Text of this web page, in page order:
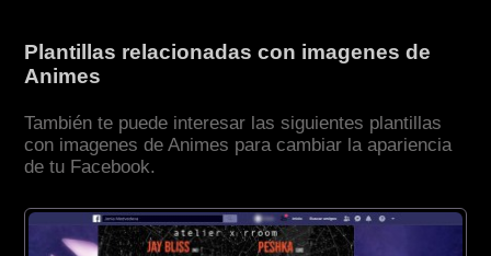
Plantillas relacionadas con imagenes de
Animes
También te puede interesar las siguientes plantillas
con imagenes de Animes para cambiar la apariencia
de tu Facebook.